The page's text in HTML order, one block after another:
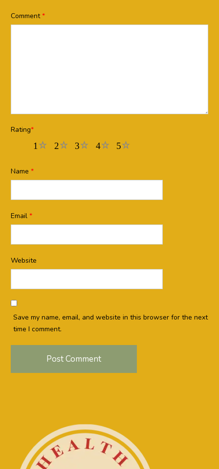
Comment*
Rating*
5
4
3
2
1
Name *
Email *
Website
Save my name, email, and website in this browser for the next
time I comment.